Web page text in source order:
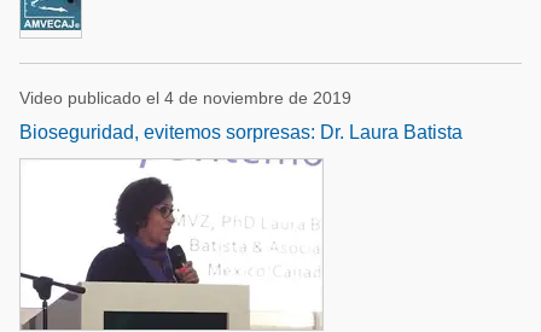
Video publicado el 4 de noviembre de 2019
Bioseguridad, evitemos sorpresas: Dr. Laura Batista